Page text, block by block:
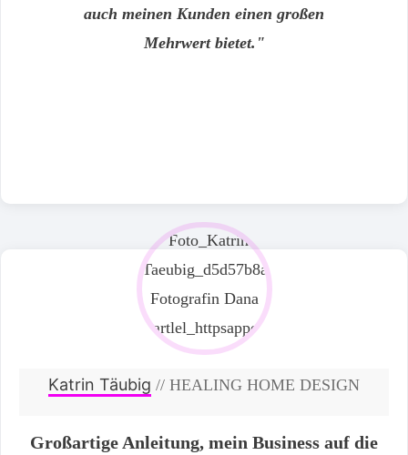
auch meinen Kunden einen großen
Mehrwert bietet."
Katrin Täubig // HEALING HOME DESIGN
Großartige Anleitung, mein Business auf die